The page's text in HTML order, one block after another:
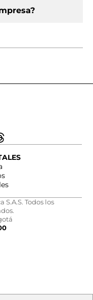
Todos los